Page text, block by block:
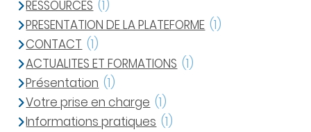
RESSOURCES (1)
PRESENTATION DE LA PLATEFORME (1)
CONTACT (1)
ACTUALITES ET FORMATIONS (1)
Présentation (1)
Votre prise en charge (1)
Informations pratiques (1)